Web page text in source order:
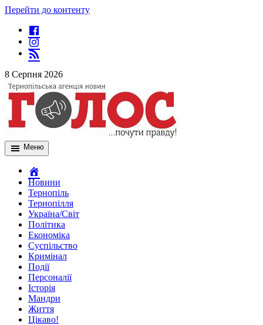
Перейти до контенту
8 Серпня 2026
Меню
Новини
Тернопіль
Тернопілля
Україна/Світ
Політика
Економіка
Суспільство
Кримінал
Події
Персоналії
Історія
Мандри
Життя
Цікаво!